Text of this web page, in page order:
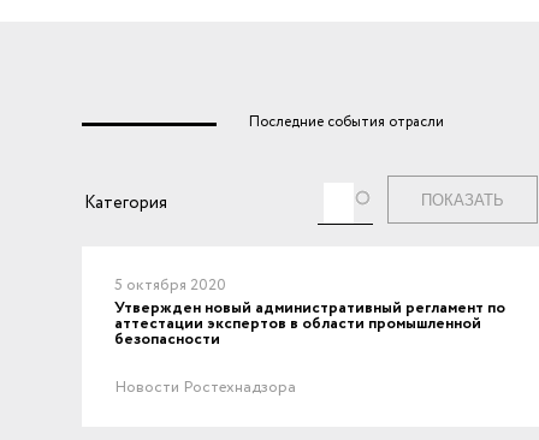
Последние события отрасли
5 октября 2020
Утвержден новый административный регламент по
аттестации экспертов в области промышленной
безопасности
Новости Ростехнадзора